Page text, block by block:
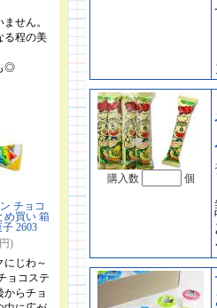
せん。
る程の美
◎
チョコ
め買い 箱
2603
)
にじわ～
ョコステ
からチョ
購入数 個